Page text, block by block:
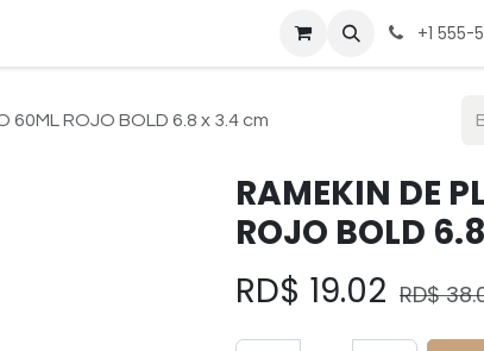
Muebles +1 555-
60ML ROJO BOLD 6.8 x 3.4 cm
RAMEKIN DE
ROJO BOLD
RD$ 19.02 RD$